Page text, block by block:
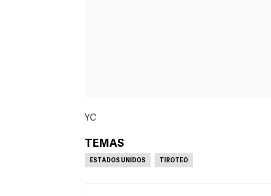
YC
TEMAS
ESTADOS UNIDOS TIROTEO